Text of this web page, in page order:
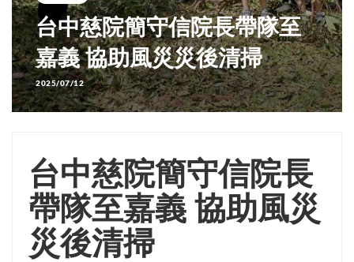
台中慈院簡守信院長帶隊至
嘉義 協助風災災後清掃
2025/07/12
台中慈院簡守信院長
帶隊至嘉義 協助風災
災後清掃